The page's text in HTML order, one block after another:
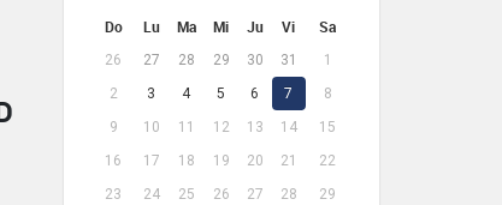
Do Lu Ma Mi Ju Vi Sa
26 27 28 29 30 31
1
2
3 4 5 6 7
8
9
10 11 12 13 14
15
16
17 18 19 20 21
22
23
24 25 26 27 28
29